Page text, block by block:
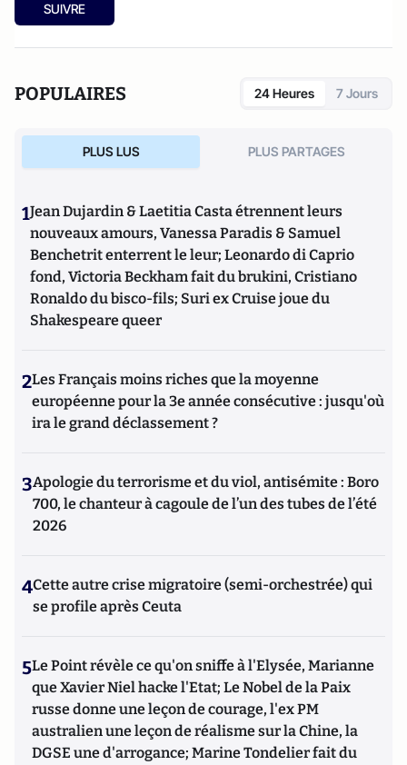
SUIVRE
POPULAIRES 24 Heures 7 Jours
PLUS LUS PLUS PARTAGES
1Jean Dujardin & Laetitia Casta étrennent leurs
nouveaux amours, Vanessa Paradis & Samuel
Benchetrit enterrent le leur; Leonardo di Caprio
fond, Victoria Beckham fait du brukini, Cristiano
Ronaldo du bisco-fils; Suri ex Cruise joue du
Shakespeare queer
2Les Français moins riches que la moyenne
européenne pour la 3e année consécutive : jusqu'où
ira le grand déclassement ?
3Apologie du terrorisme et du viol, antisémite : Boro
700, le chanteur à cagoule de l’un des tubes de l’été
2026
4Cette autre crise migratoire (semi-orchestrée) qui
se profile après Ceuta
5Le Point révèle ce qu'on sniffe à l'Elysée, Marianne
que Xavier Niel hacke l'Etat; Le Nobel de la Paix
russe donne une leçon de courage, l'ex PM
australien une leçon de réalisme sur la Chine, la
DGSE une d'arrogance; Marine Tondelier fait du